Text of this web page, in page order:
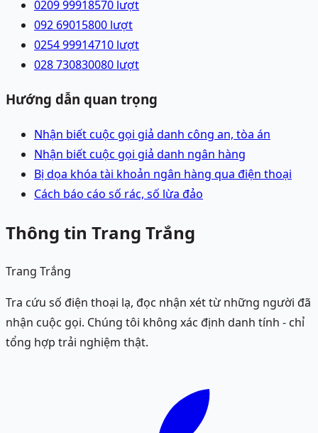
0209 99918570 lượt
092 69015800 lượt
0254 99914710 lượt
028 730830080 lượt
Hướng dẫn quan trọng
Nhận biết cuộc gọi giả danh công an, tòa án
Nhận biết cuộc gọi giả danh ngân hàng
Bị dọa khóa tài khoản ngân hàng qua điện thoại
Cách báo cáo số rác, số lừa đảo
Thông tin Trang Trắng
Trang Trắng
Tra cứu số điện thoại lạ, đọc nhận xét từ những người đã
nhận cuộc gọi. Chúng tôi không xác định danh tính - chỉ
tổng hợp trải nghiệm thật.